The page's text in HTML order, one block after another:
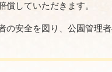
していただきます。
の安全を図り、公園管理